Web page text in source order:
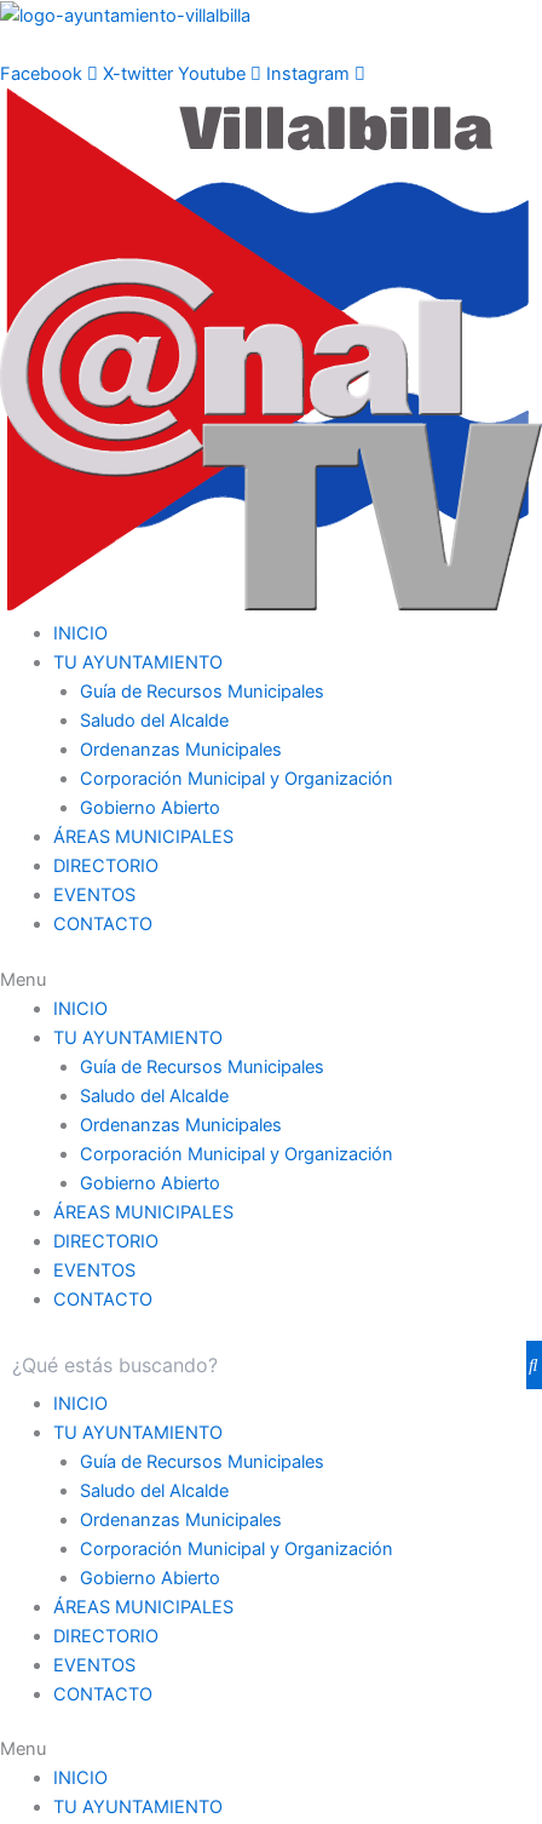
Ir
contenido
Facebook X-twitter Youtube Instagram
INICIO
TU AYUNTAMIENTO
Guía de Recursos Municipales
Saludo del Alcalde
Ordenanzas Municipales
Corporación Municipal y Organización
Gobierno Abierto
ÁREAS MUNICIPALES
DIRECTORIO
EVENTOS
CONTACTO
Menu
INICIO
TU AYUNTAMIENTO
Guía de Recursos Municipales
Saludo del Alcalde
Ordenanzas Municipales
Corporación Municipal y Organización
Gobierno Abierto
ÁREAS MUNICIPALES
DIRECTORIO
EVENTOS
CONTACTO
INICIO
TU AYUNTAMIENTO
Guía de Recursos Municipales
Saludo del Alcalde
Ordenanzas Municipales
Corporación Municipal y Organización
Gobierno Abierto
ÁREAS MUNICIPALES
DIRECTORIO
EVENTOS
CONTACTO
Menu
INICIO
TU AYUNTAMIENTO